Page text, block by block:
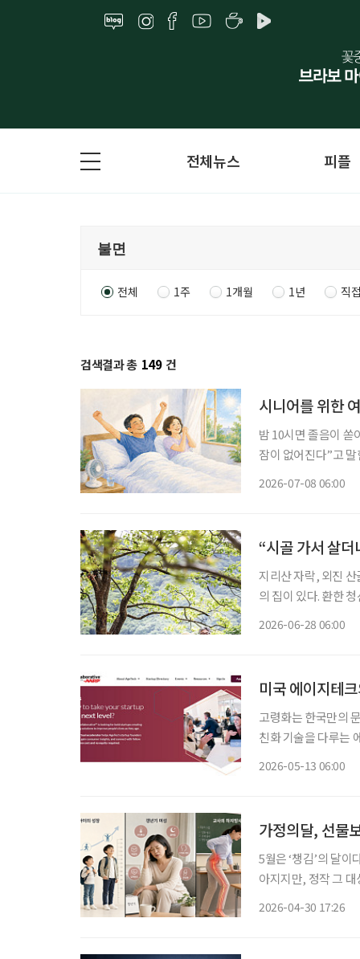
전체뉴스 피플
전체 1주 1개월 1년 직
검색결과 총 149 건
시니어를 위한
밤 10시면 졸음이 쏟
잠이 없어진다”고 말한다. 정말 그럴까. 대한수
2026-07-08 06:00
“시골 가서 살
지리산 자락, 외진 산
의 집이 있다. 환한
2026-06-28 06:00
미국 에이지테
고령화는 한국만의
친화 기술을 다루는 에이지
2026-05-13 06:00
가정의달, 선물
5월은 ‘챙김’의 달
아지지만, 정작 그
2026-04-30 17:26